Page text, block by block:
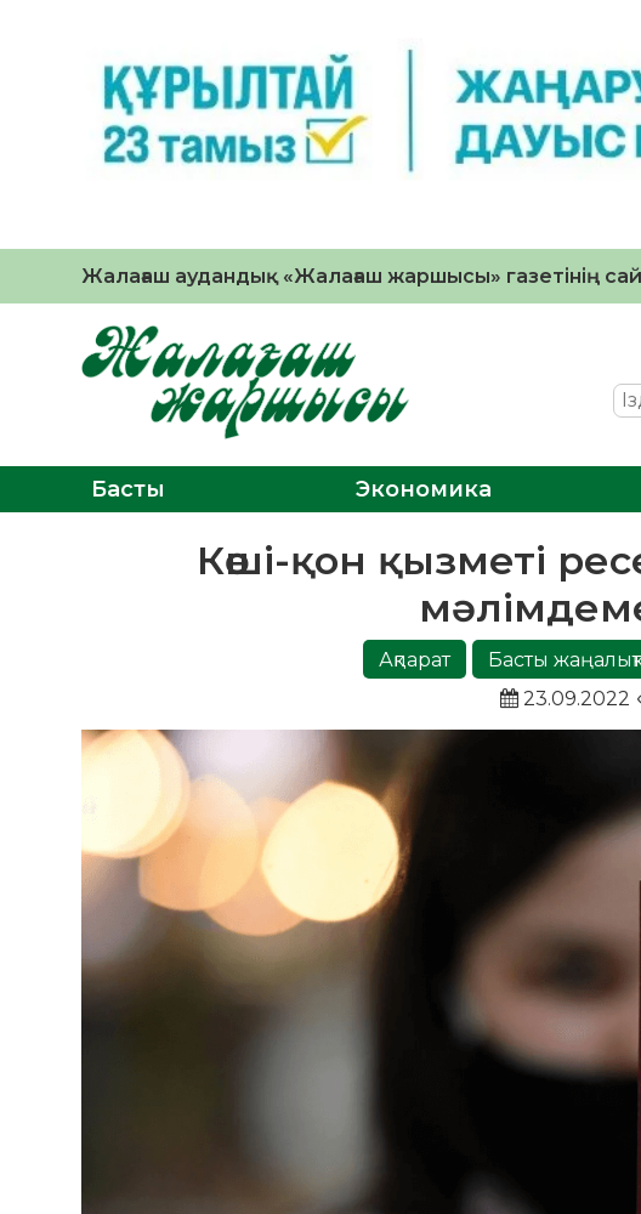
Жалағаш аудандық «Жалағаш жаршысы» газетінің
Басты Экономика
Көші-қон қызметі
Ақпарат Басты
23.09.2022